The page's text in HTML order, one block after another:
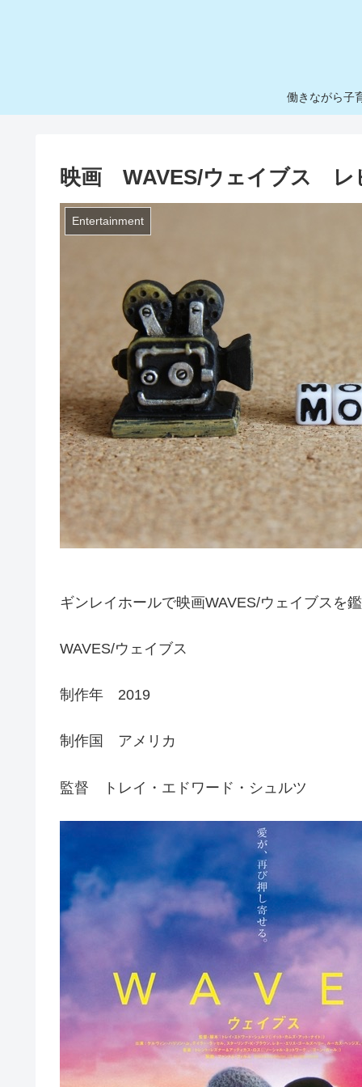
働きながら子
映画 WAVES/ウェイブス レ
Entertainment
ギンレイホールで映画WAVES/ウェイブスを
WAVES/ウェイブス
制作年 2019
制作国 アメリカ
監督 トレイ・エドワード・シュルツ